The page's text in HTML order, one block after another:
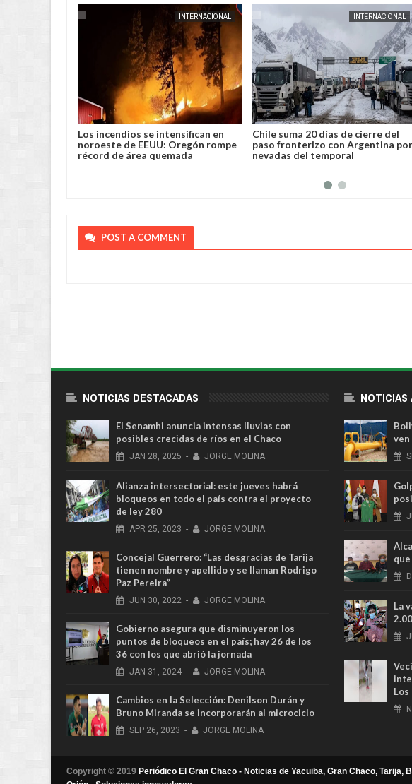
INTERNACIONAL
Los incendios se intensifican en
noroeste de EEUU: Oregón rompe
récord de área quemada
INTERNACIONAL
Chile suma 20 días de cierre del
paso fronterizo con Argentina por
nevadas del temporal
POST A COMMENT
NOTICIAS DESTACADAS
El Senamhi anuncia intensas lluvias con
posibles crecidas de ríos en el Chaco
JAN 28, 2025 - JORGE MOLINA
Alianza intersectorial: este jueves habrá
bloqueos en todo el país contra el proyecto
de ley 280
APR 25, 2023 - JORGE MOLINA
Concejal Guerrero: “Las desgracias de Tarija
tienen nombre y apellido y se llaman Rodrigo
Paz Pereira”
JUN 30, 2022 - JORGE MOLINA
Gobierno asegura que disminuyeron los
puntos de bloqueos en el país; hay 26 de los
36 con los que abrió la jornada
JAN 31, 2024 - JORGE MOLINA
Cambios en la Selección: Denilson Durán y
Bruno Miranda se incorporarán al microciclo
SEP 26, 2023 - JORGE MOLINA
NOTICIAS
ven
La
Los
Copyright © 2019 Periódico El Gran Chaco - Noticias de Yacuiba, Gran Chaco, Tarija,